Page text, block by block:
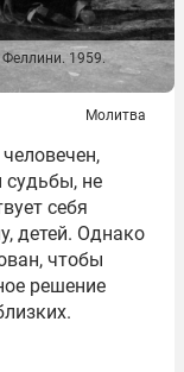
1959.
Молитва
судьбы, не
себя
детей. Однако
чтобы
решение